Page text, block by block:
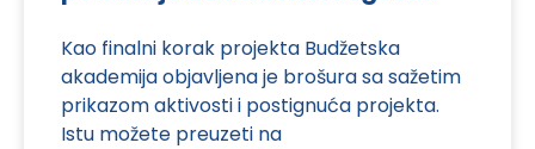
Kao finalni korak projekta Budžetska
akademija objavljena je brošura sa sažetim
prikazom aktivosti i postignuća projekta.
Istu možete preuzeti na